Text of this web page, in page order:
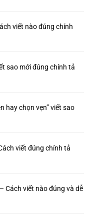
viết nào đúng chính
sao mới đúng chính tả
hay chọn vẹn” viết sao
viết đúng chính tả
Cách viết nào đúng và dễ